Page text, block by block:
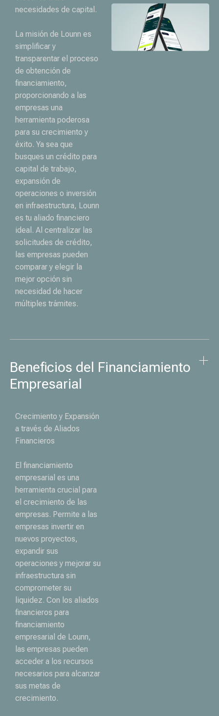
necesidades de capital.
La misión de Lounn es
simplificar y
transparentar el proceso
de obtención de
financiamiento,
proporcionando a las
empresas una
herramienta poderosa
para su crecimiento y
éxito. Ya sea que
busques un crédito para
capital de trabajo,
expansión de
operaciones o inversión
en infraestructura, Lounn
es tu aliado financiero
ideal. Al centralizar las
solicitudes de crédito,
las empresas pueden
comparar y elegir la
mejor opción sin
necesidad de hacer
múltiples trámites.
Beneficios del Financiamiento
Empresarial
Crecimiento y Expansión
a través de Aliados
Financieros
El financiamiento
empresarial es una
herramienta crucial para
el crecimiento de las
empresas. Permite a las
empresas invertir en
nuevos proyectos,
expandir sus
operaciones y mejorar su
infraestructura sin
comprometer su
liquidez. Con los aliados
financieros para
financiamiento
empresarial de Lounn,
las empresas pueden
acceder a los recursos
necesarios para alcanzar
sus metas de
crecimiento.